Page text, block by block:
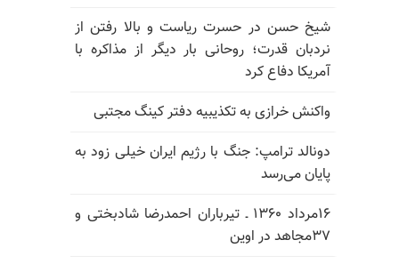
شیخ حسن در حسرت ریاست و بالا رفتن از
نردبان قدرت؛ روحانی بار دیگر از مذاکره با
آمریکا دفاع کرد
واکنش خرازی به تکذیبیه دفتر کینگ مجتبی
دونالد ترامپ: جنگ با رژیم ایران خیلی زود به
پایان می‌رسد
۱۶مرداد ۱۳۶۰ ـ تیرباران احمدرضا شادبختی و
۳۷مجاهد در اوین